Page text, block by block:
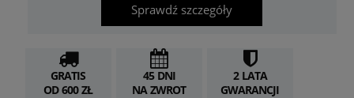
Sprawdź szczegóły
GRATIS
OD 600 ZŁ
45 DNI
NA ZWROT
2 LATA
GWARANCJI